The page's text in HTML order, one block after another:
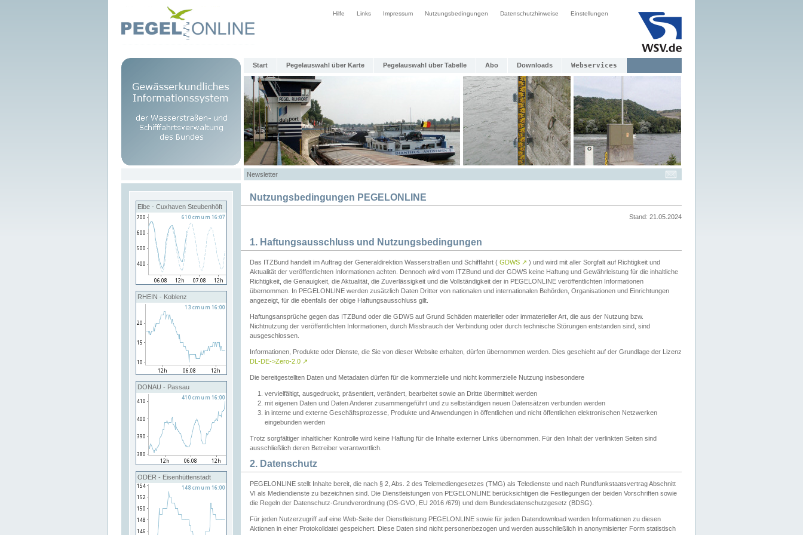
Hilfe Links Impressum Nutzungsbedingungen Datenschutzhinweise Einstellungen
Start Pegelauswahl über Karte Pegelauswahl über Tabelle Abo Downloads Webservices
Newsletter
Elbe - Cuxhaven Steubenhöft
RHEIN - Koblenz
DONAU - Passau
ODER - Eisenhüttenstadt
Nutzungsbedingungen PEGELONLINE
Stand: 21.05.2024
1. Haftungsausschluss und Nutzungsbedingungen
Das ITZBund handelt im Auftrag der Generaldirektion Wasserstraßen und Schifffahrt ( GDWS ↗ ) und wird mit aller Sorgfalt auf Richtigkeit und
Aktualität der veröffentlichten Informationen achten. Dennoch wird vom ITZBund und der GDWS keine Haftung und Gewährleistung für die inhaltliche
Richtigkeit, die Genauigkeit, die Aktualität, die Zuverlässigkeit und die Vollständigkeit der in PEGELONLINE veröffentlichten Informationen
übernommen. In PEGELONLINE werden zusätzlich Daten Dritter von nationalen und internationalen Behörden, Organisationen und Einrichtungen
angezeigt, für die ebenfalls der obige Haftungsausschluss gilt.
Haftungsansprüche gegen das ITZBund oder die GDWS auf Grund Schäden materieller oder immaterieller Art, die aus der Nutzung bzw.
Nichtnutzung der veröffentlichten Informationen, durch Missbrauch der Verbindung oder durch technische Störungen entstanden sind, sind
ausgeschlossen.
Informationen, Produkte oder Dienste, die Sie von dieser Website erhalten, dürfen übernommen werden. Dies geschieht auf der Grundlage der Lizenz
DL-DE->Zero-2.0 ↗
Die bereitgestellten Daten und Metadaten dürfen für die kommerzielle und nicht kommerzielle Nutzung insbesondere
vervielfältigt, ausgedruckt, präsentiert, verändert, bearbeitet sowie an Dritte übermittelt werden
mit eigenen Daten und Daten Anderer zusammengeführt und zu selbständigen neuen Datensätzen verbunden werden
in interne und externe Geschäftsprozesse, Produkte und Anwendungen in öffentlichen und nicht öffentlichen elektronischen Netzwerken
eingebunden werden
Trotz sorgfältiger inhaltlicher Kontrolle wird keine Haftung für die Inhalte externer Links übernommen. Für den Inhalt der verlinkten Seiten sind
ausschließlich deren Betreiber verantwortlich.
2. Datenschutz
PEGELONLINE stellt Inhalte bereit, die nach § 2, Abs. 2 des Telemediengesetzes (TMG) als Teledienste und nach Rundfunkstaatsvertrag Abschnitt
VI als Mediendienste zu bezeichnen sind. Die Dienstleistungen von PEGELONLINE berücksichtigen die Festlegungen der beiden Vorschriften sowie
die Regeln der Datenschutz-Grundverordnung (DS-GVO, EU 2016 /679) und dem Bundesdatenschutzgesetz (BDSG).
Für jeden Nutzerzugriff auf eine Web-Seite der Dienstleistung PEGELONLINE sowie für jeden Datendownload werden Informationen zu diesen
Aktionen in einer Protokolldatei gespeichert. Diese Daten sind nicht personenbezogen und werden ausschließlich in anonymisierter Form statistisch